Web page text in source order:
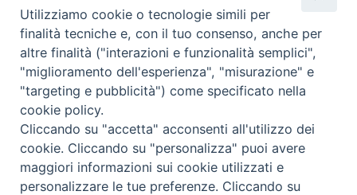
Seminario Vescovile di Treviso
p.tta Benedetto XI, 2
31100 Treviso
Tel. 0422 324835
segreteria@itigt.it
Utilizziamo cookie o tecnologie simili per
finalità tecniche e, con il tuo consenso, anche per
altre finalità ("interazioni e funzionalità semplici",
"miglioramento dell'esperienza", "misurazione" e
"targeting e pubblicità") come specificato nella
cookie policy.
Cliccando su "accetta" acconsenti all'utilizzo dei
cookie. Cliccando su "personalizza" puoi avere
maggiori informazioni sui cookie utilizzati e
personalizzare le tue preferenze. Cliccando su